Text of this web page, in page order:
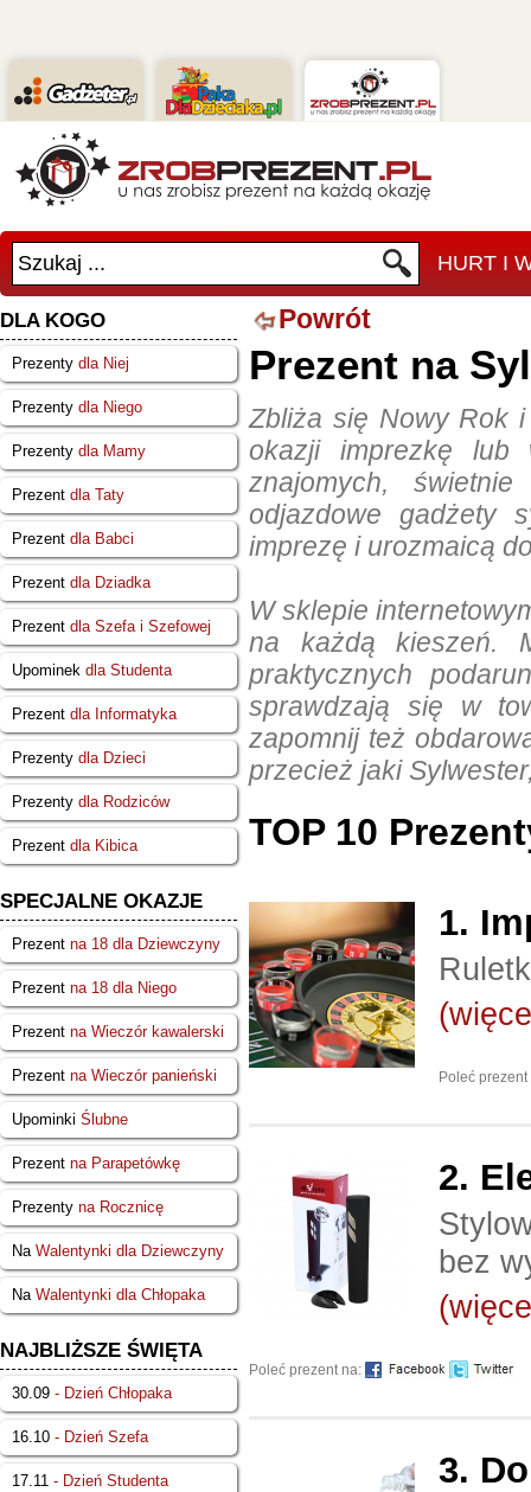
Szukaj ... HURT I
DLA KOGO
Prezenty dla Niej
Prezenty dla Niego
Prezenty dla Mamy
Prezent dla Taty
Prezent dla Babci
Prezent dla Dziadka
Prezent dla Szefa i Szefowej
Upominek dla Studenta
Prezent dla Informatyka
Prezenty dla Dzieci
Prezenty dla Rodziców
Prezent dla Kibica
SPECJALNE OKAZJE
Prezent na 18 dla Dziewczyny
Prezent na 18 dla Niego
Prezent na Wieczór kawalerski
Prezent na Wieczór panieński
Upominki Ślubne
Prezent na Parapetówkę
Prezenty na Rocznicę
NaWalentynki dla Dziewczyny
NaWalentynki dla Chłopaka
NAJBLIŻSZE ŚWIĘTA
30.09 - Dzień Chłopaka
16.10 - Dzień Szefa
17.11 - Dzień Studenta
Powrót
Prezent na
Zbliża się Nowy Rok
okazji imprezkę lub
znajomych,
odjazdowe gadżety
imprezę i urozmaicą
W sklepie
na każdą kieszeń.
praktycznych
sprawdzają się w
zapomnij też
przecież jaki
TOP 10
1.
Poleć
2.
bez
Poleć prezent na:
3.